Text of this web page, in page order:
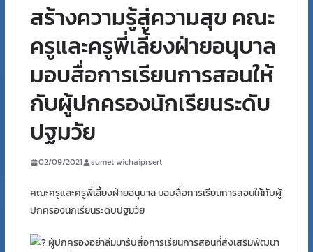
สร้างความรู้สู่ความสุข คณะ
ครูและครูพี่เลี้ยงฝ่ายอนุบาล
มอบสื่อการเรียนการสอนให้
กับผู้ปกครองนักเรียนระดับ
ปฐมวัย
02/09/2021 sumet wichaiprsert
คณะครูและครูพี่เลี้ยงฝ่ายอนุบาล มอบสื่อการเรียนการสอนให้กับผู้
ปกครองนักเรียนระดับปฐมวัย
ผู้ปกครองอย่าลืมมารับสื่อการเรียนการสอนที่ส่งเสริมพัฒนา